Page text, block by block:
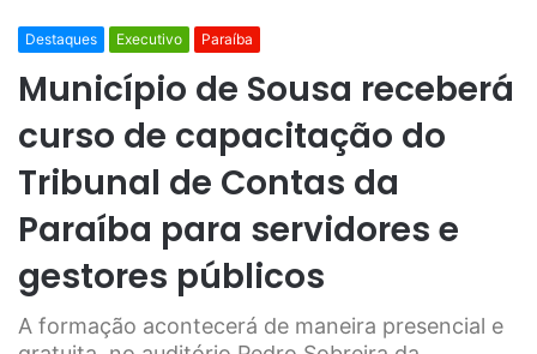
Destaques Executivo Paraíba
Município de Sousa receberá
curso de capacitação do
Tribunal de Contas da
Paraíba para servidores e
gestores públicos
A formação acontecerá de maneira presencial e